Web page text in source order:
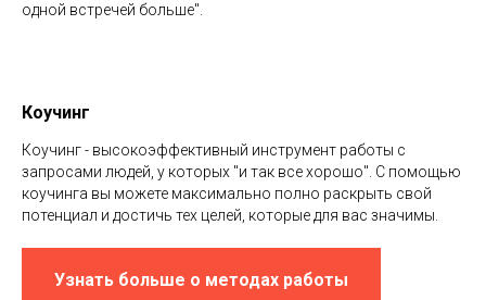
одной встречей больше".
Коучинг
Коучинг - высокоэффективный инструмент работы с
запросами людей, у которых "и так все хорошо". С помощью
коучинга вы можете максимально полно раскрыть свой
потенциал и достичь тех целей, которые для вас значимы.
Узнать больше о методах работы